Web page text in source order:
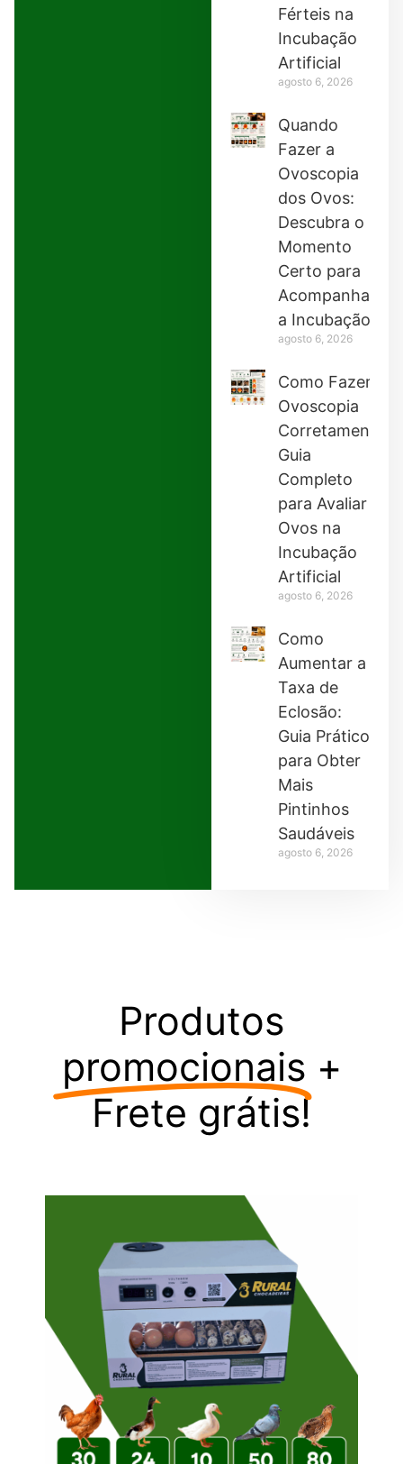
Férteis na
Incubação
Artificial
agosto 6, 2026
Quando
Fazer a
Ovoscopia
dos Ovos:
Descubra o
Momento
Certo para
Acompanhar
a Incubação
agosto 6, 2026
Como Fazer
Ovoscopia
Corretamente:
Guia
Completo
para Avaliar
Ovos na
Incubação
Artificial
agosto 6, 2026
Como
Aumentar a
Taxa de
Eclosão:
Guia Prático
para Obter
Mais
Pintinhos
Saudáveis
agosto 6, 2026
Produtos
promocionais +
Frete grátis!